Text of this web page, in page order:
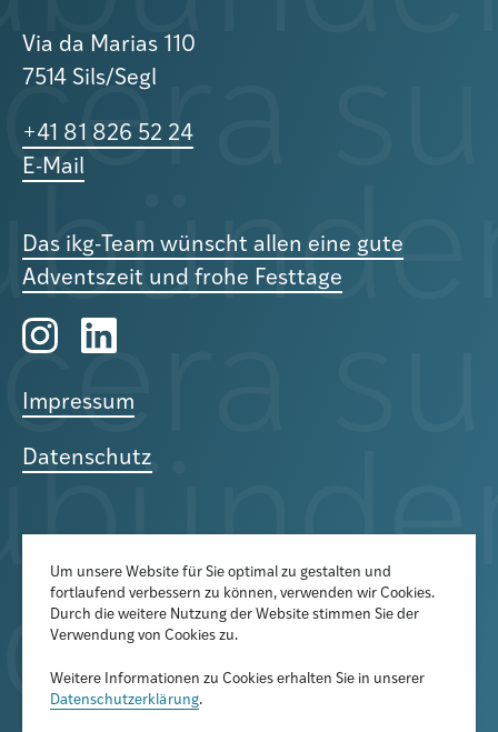
Via da Marias 110
7514 Sils/Segl
+41 81 826 52 24
E-Mail
Das ikg-Team wünscht allen eine gute
Adventszeit und frohe Festtage
Impressum
Datenschutz
Der Newsletter informiert über
aktuelle Veranstaltungen,
Publikationen und
Forschungsprojekte
Um unsere Website für Sie optimal zu gestalten und
fortlaufend verbessern zu können, verwenden wir Cookies.
Durch die weitere Nutzung der Website stimmen Sie der
Verwendung von Cookies zu.
Weitere Informationen zu Cookies erhalten Sie in unserer
Datenschutzerklärung.